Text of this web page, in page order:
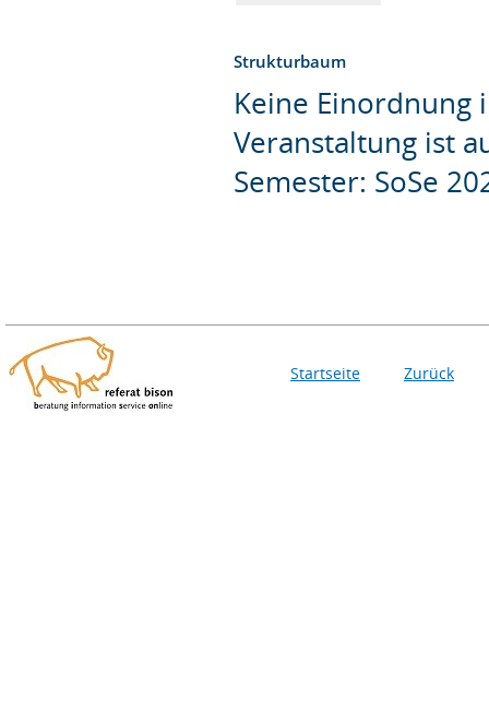
Strukturbaum
Keine Einordnung
Veranstaltung ist
Semester: SoSe
Startseite Zurück